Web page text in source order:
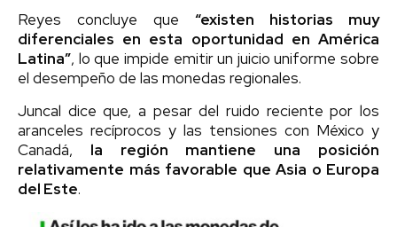
Reyes concluye que “existen historias muy
diferenciales en esta oportunidad en América
Latina”, lo que impide emitir un juicio uniforme sobre
el desempeño de las monedas regionales.
Juncal dice que, a pesar del ruido reciente por los
aranceles recíprocos y las tensiones con México y
Canadá, la región mantiene una posición
relativamente más favorable que Asia o Europa
del Este.